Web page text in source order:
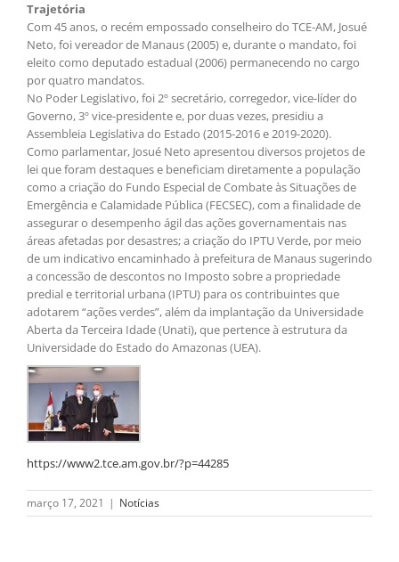
Trajetória
Com 45 anos, o recém empossado conselheiro do TCE-AM, Josué
Neto, foi vereador de Manaus (2005) e, durante o mandato, foi
eleito como deputado estadual (2006) permanecendo no cargo
por quatro mandatos.
No Poder Legislativo, foi 2º secretário, corregedor, vice-líder do
Governo, 3º vice-presidente e, por duas vezes, presidiu a
Assembleia Legislativa do Estado (2015-2016 e 2019-2020).
Como parlamentar, Josué Neto apresentou diversos projetos de
lei que foram destaques e beneficiam diretamente a população
como a criação do Fundo Especial de Combate às Situações de
Emergência e Calamidade Pública (FECSEC), com a finalidade de
assegurar o desempenho ágil das ações governamentais nas
áreas afetadas por desastres; a criação do IPTU Verde, por meio
de um indicativo encaminhado à prefeitura de Manaus sugerindo
a concessão de descontos no Imposto sobre a propriedade
predial e territorial urbana (IPTU) para os contribuintes que
adotarem “ações verdes”, além da implantação da Universidade
Aberta da Terceira Idade (Unati), que pertence à estrutura da
Universidade do Estado do Amazonas (UEA).
https://www2.tce.am.gov.br/?p=44285
março 17, 2021 | Notícias